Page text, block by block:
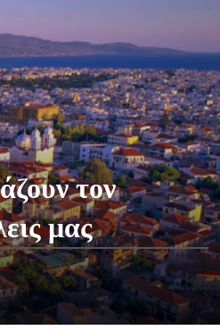
τον
μας